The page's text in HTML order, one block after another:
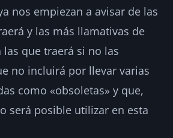
nos empiezan a avisar de las
y las más llamativas de
que traerá si no las
no incluirá por llevar varias
como «obsoletas» y que,
será posible utilizar en esta